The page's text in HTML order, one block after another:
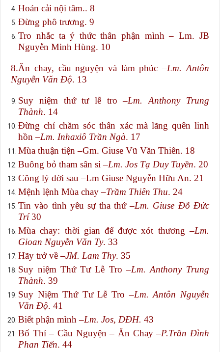
Hoán cải nội tâm.. 8
Đừng phô trương. 9
Tro nhắc ta ý thức thân phận mình – Lm. JB
Nguyễn Minh Hùng. 10
8.Ăn chay, cầu nguyện và làm phúc –Lm. Antôn
Nguyễn Văn Độ. 13
Suy niệm thứ tư lễ tro –Lm. Anthony Trung
Thành. 14
Đừng chỉ chăm sóc thân xác mà lãng quên linh
hồn –Lm. Inhaxiô Trần Ngà. 17
Mùa thuận tiện –Gm. Giuse Vũ Văn Thiên. 18
Buông bỏ tham sân si –Lm. Jos Tạ Duy Tuyền. 20
Công lý đời sau –Lm Giuse Nguyễn Hữu An. 21
Mệnh lệnh Mùa chay –Trầm Thiên Thu. 24
Tin vào tình yêu sự tha thứ –Lm. Giuse Đỗ Đức
Trí30
Mùa chay: thời gian để được xót thương –Lm.
Gioan Nguyễn Văn Ty. 33
Hãy trở về –JM. Lam Thy. 35
Suy niệm Thứ Tư Lễ Tro –Lm. Anthony Trung
Thành. 39
Suy Niệm Thứ Tư Lễ Tro –Lm. Antôn Nguyễn
Văn Độ. 41
Biết phận mình –Lm. Jos, DĐH. 43
Bố Thí – Cầu Nguyện – Ăn Chay –P.Trần Đình
Phan Tiến. 44